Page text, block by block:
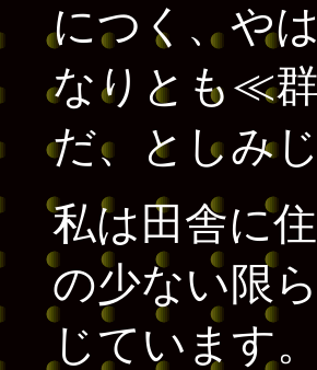
につく、や
なりとも≪
だ、としみ
私は田舎に
の少ない限
じています